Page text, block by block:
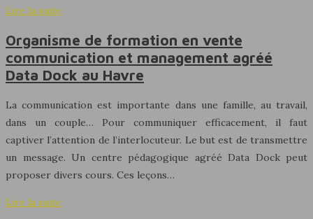
Lire la suite
Organisme de formation en vente
communication et management agréé
Data Dock au Havre
La communication est importante dans une famille, au travail,
dans un couple… Pour communiquer efficacement, il faut
captiver l’attention de l’interlocuteur. Le but est de transmettre
un message. Un centre pédagogique agréé Data Dock peut
proposer divers cours. Ces leçons…
Lire la suite